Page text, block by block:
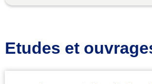
Etudes et